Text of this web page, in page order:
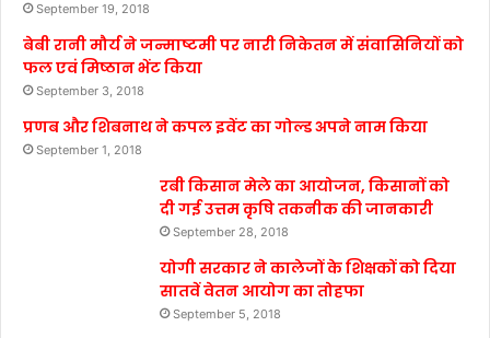
September 19, 2018
बेबी रानी मौर्य ने जन्माष्टमी पर नारी निकेतन में संवासिनियों को
फल एवं मिष्ठान भेंट किया
September 3, 2018
प्रणब और शिबनाथ ने कपल इवेंट का गोल्ड अपने नाम किया
September 1, 2018
रबी किसान मेले का आयोजन, किसानों को
दी गई उत्तम कृषि तकनीक की जानकारी
September 28, 2018
योगी सरकार ने कालेजों के शिक्षकों को दिया
सातवें वेतन आयोग का तोहफा
September 5, 2018